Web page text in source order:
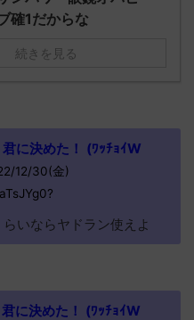
確1だからな
続きを見る
に決めた！ (ﾜｯﾁｮｲW
12/30(金)
いならヤドラン使えよ
に決めた！ (ﾜｯﾁｮｲW